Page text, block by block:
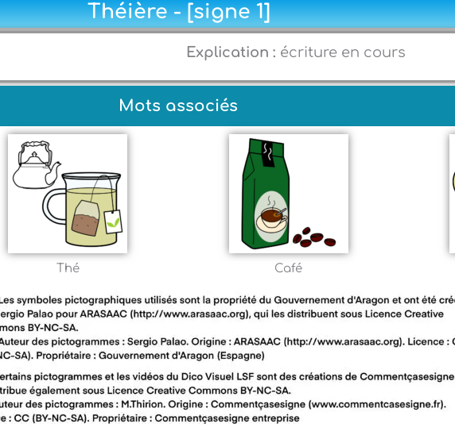
Théière - [signe 1]
Explication : écriture en cours
Mots associés
Thé Café